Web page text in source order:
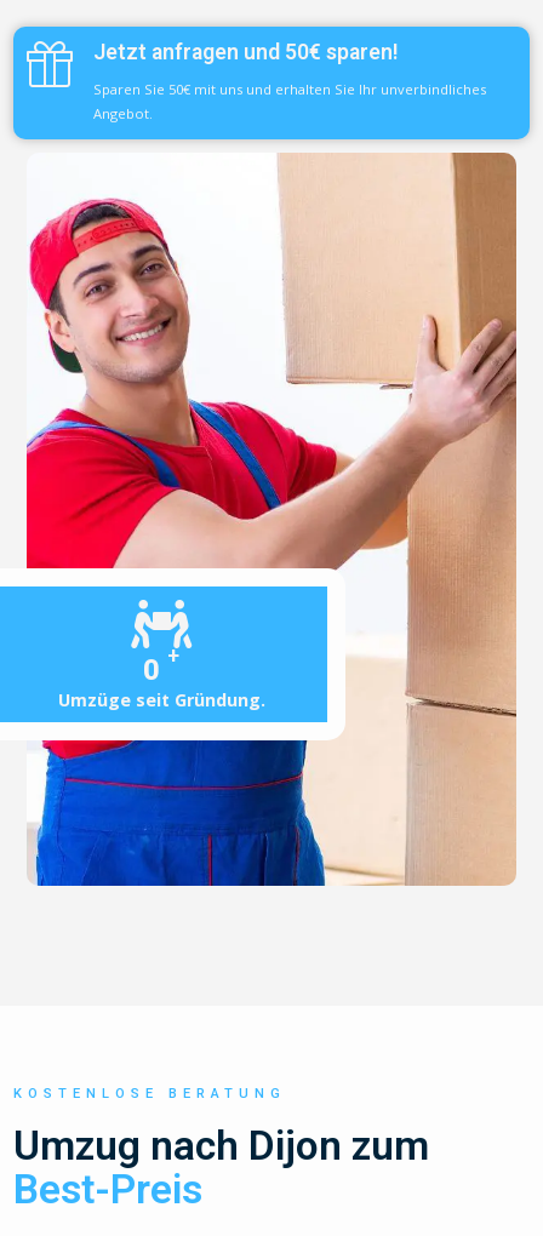
0 +
Umzüge seit Gründung.
Jetzt anfragen und 50€ sparen!
Sparen Sie 50€ mit uns und erhalten Sie Ihr unverbindliches
Angebot.
KOSTENLOSE BERATUNG
Umzug nach Dijon zum
Best-Preis